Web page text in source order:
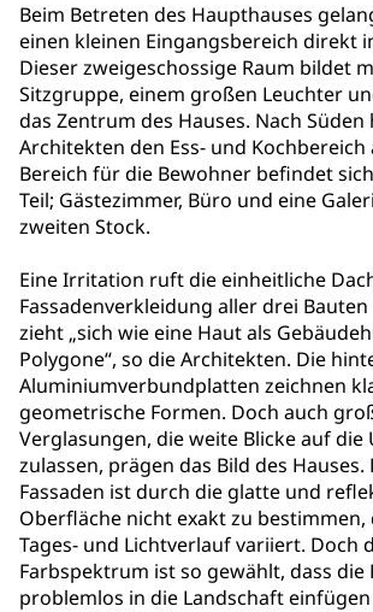
Beim Betreten des Haupthauses
einen kleinen Eingangsbereich direkt
Dieser zweigeschossige Raum bildet
Sitzgruppe, einem großen Leuchter
das Zentrum des Hauses. Nach
Architekten den Ess- und
Bereich für die Bewohner befindet
Teil; Gästezimmer, Büro und eine
zweiten Stock.
Eine Irritation ruft die einheitliche
Fassadenverkleidung aller drei
zieht „sich wie eine Haut als
Polygone“, so die Architekten. Die
Aluminiumverbundplatten zeichnen
geometrische Formen. Doch auch
Verglasungen, die weite Blicke auf die
zulassen, prägen das Bild des
Fassaden ist durch die glatte und
Oberfläche nicht exakt zu bestimmen,
Tages- und Lichtverlauf variiert. Doch
Farbspektrum ist so gewählt, dass die
problemlos in die Landschaft